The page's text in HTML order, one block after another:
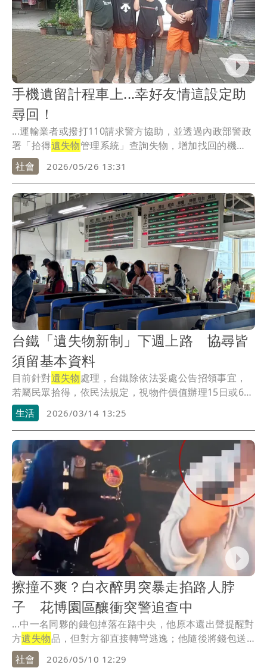
手機遺留計程車上...幸好友情這設定助
尋回！
...運輸業者或撥打110請求警方協助，並透過內政部警政
署「拾得遺失物管理系統」查詢失物，增加找回的機
會。
社會 2026/05/26 13:31
台鐵「遺失物新制」下週上路 協尋皆
須留基本資料
目前針對遺失物處理，台鐵除依法妥處公告招領事宜，
若屬民眾拾得，依民法規定，視物件價值辦理15日或6
個...
生活 2026/03/14 13:25
擦撞不爽？白衣醉男突暴走掐路人脖
子 花博園區釀衝突警追查中
...中一名同夥的錢包掉落在路中央，他原本還出聲提醒對
方遺失物品，但對方卻直接轉彎逃逸；他隨後將錢包送
往派...
社會 2026/05/10 12:29